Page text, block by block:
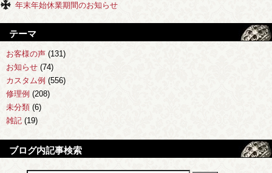
年末年始休業期間のお知らせ
テーマ
お客様の声 (131)
お知らせ (74)
カスタム例 (556)
修理例 (208)
未分類 (6)
雑記 (19)
ブログ内記事検索